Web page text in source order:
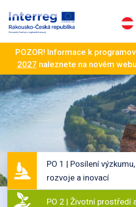
POZOR! Informace k
2027 naleznete na novém webu
PO 1 | Posílení
rozvoje a inovací
PO 2 | Životní prostředí